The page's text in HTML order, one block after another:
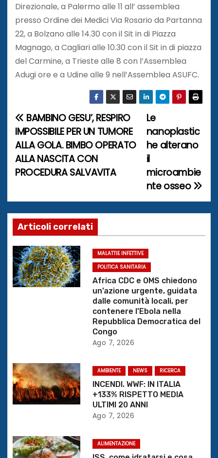
Direzionale, a Palermo alle 11 all’ assemblea
presso Ordine dei Medici Via Rosario da Partanna
22, a Bolzano alle 14.30 con il Sit in di Piazza
Magnago, a Cagliari alle 10.30 con il Sit in di piazza
del Carmine, a Trieste alle 8 con l’Assemblea
Adugi ore e a Udine alle 9 nell’Assemblea ASUFC.
N
a
v
g
a
z
i
o
r
t
i
o
Le
nanoplastic
he alterano
il
microambie
nte osseo
BAMBINO GESU’, RESPIRO
IMPOSSIBILE PER UN TUMORE
ALLA GOLA. BIMBO OPERATO
ALLA NASCITA CON
PROCEDURA SALVAVITA
Articoli correlati
MALATTIE INFETTIVE
POLITICA SANITARIA
Africa CDC e OMS chiedono
un’azione urgente, guidata
dalle comunità locali, per
contenere l’Ebola nella
Repubblica Democratica del
Congo
Ago 7, 2026
AMBIENTE NEWS RICERCA
INCENDI. WWF: IN ITALIA
+133% RISPETTO MEDIA
ULTIMI 20 ANNI
Ago 7, 2026
ALIMENTAZIONE